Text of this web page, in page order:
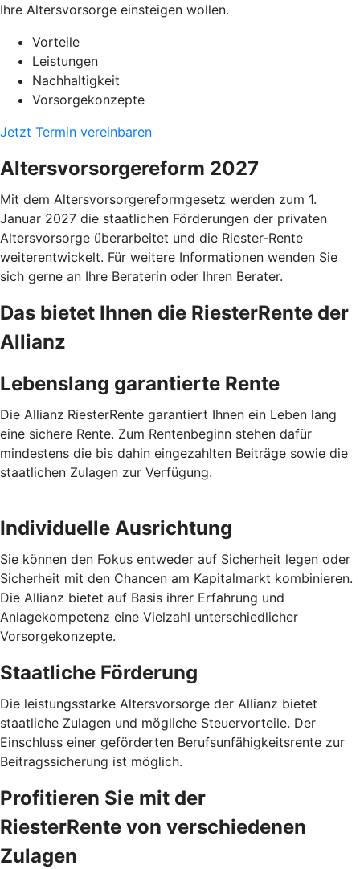
Ihre Altersvorsorge einsteigen wollen.
Vorteile
Leistungen
Nachhaltigkeit
Vorsorgekonzepte
Jetzt Termin vereinbaren
Altersvorsorgereform 2027
Mit dem Altersvorsorgereformgesetz werden zum 1.
Januar 2027 die staatlichen Förderungen der privaten
Altersvorsorge überarbeitet und die Riester-Rente
weiterentwickelt. Für weitere Informationen wenden Sie
sich gerne an Ihre Beraterin oder Ihren Berater.
Das bietet Ihnen die RiesterRente der
Allianz
Lebenslang garantierte Rente
Die Allianz RiesterRente garantiert Ihnen ein Leben lang
eine sichere Rente. Zum Rentenbeginn stehen dafür
mindestens die bis dahin eingezahlten Beiträge sowie die
staatlichen Zulagen zur Verfügung.
Individuelle Ausrichtung
Sie können den Fokus entweder auf Sicherheit legen oder
Sicherheit mit den Chancen am Kapitalmarkt kombinieren.
Die Allianz bietet auf Basis ihrer Erfahrung und
Anlagekompetenz eine Vielzahl unterschiedlicher
Vorsorgekonzepte.
Staatliche Förderung
Die leistungsstarke Altersvorsorge der Allianz bietet
staatliche Zulagen und mögliche Steuervorteile. Der
Einschluss einer geförderten Berufsunfähigkeitsrente zur
Beitragssicherung ist möglich.
Profitieren Sie mit der
RiesterRente von verschiedenen
Zulagen